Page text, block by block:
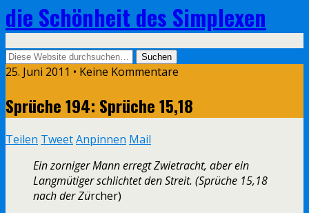
die Schönheit des Simplexen
25. Juni 2011 • Keine Kommentare
Sprüche 194: Sprüche 15,18
Teilen TweetAnpinnen Mail
Ein zorniger Mann erregt Zwietracht, aber ein
Langmütiger schlichtet den Streit. (Sprüche 15,18
nach der Zürcher)